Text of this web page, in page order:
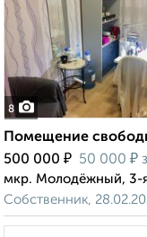
8
Помещение
500 000 ₽ 50 000 ₽
мкр. Молодёжный, 3-
Собственник,